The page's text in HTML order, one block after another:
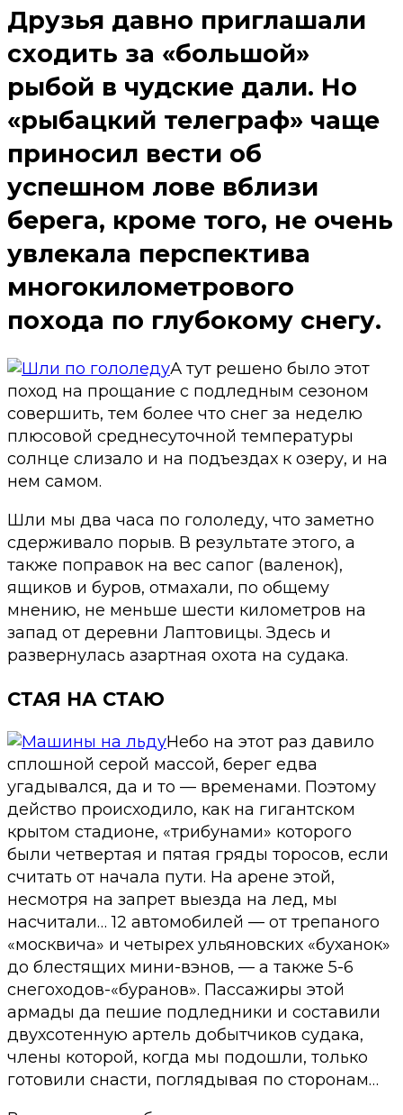
Друзья давно приглашали
сходить за «большой»
рыбой в чудские дали. Но
«рыбацкий телеграф» чаще
приносил вести об
успешном лове вблизи
берега, кроме того, не очень
увлекала перспектива
многокилометрового
похода по глубокому снегу.
А тут решено было этот
поход на прощание с подледным сезоном
совершить, тем более что снег за неделю
плюсовой среднесуточной температуры
солнце слизало и на подъездах к озеру, и на
нем самом.
Шли мы два часа по гололеду, что заметно
сдерживало порыв. В результате этого, а
также поправок на вес сапог (валенок),
ящиков и буров, отмахали, по общему
мнению, не меньше шести километров на
запад от деревни Лаптовицы. Здесь и
развернулась азартная охота на судака.
СТАЯ НА СТАЮ
Небо на этот раз давило
сплошной серой массой, берег едва
угадывался, да и то — временами. Поэтому
действо происходило, как на гигантском
крытом стадионе, «трибунами» которого
были четвертая и пятая гряды торосов, если
считать от начала пути. На арене этой,
несмотря на запрет выезда на лед, мы
насчитали… 12 автомобилей — от трепаного
«москвича» и четырех ульяновских «буханок»
до блестящих мини-вэнов, — а также 5-6
снегоходов-«буранов». Пассажиры этой
армады да пешие подледники и составили
двухсотенную артель добытчиков судака,
члены которой, когда мы подошли, только
готовили снасти, поглядывая по сторонам…